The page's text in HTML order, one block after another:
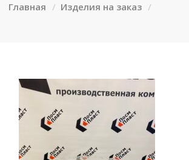
Главная Изделия на заказ